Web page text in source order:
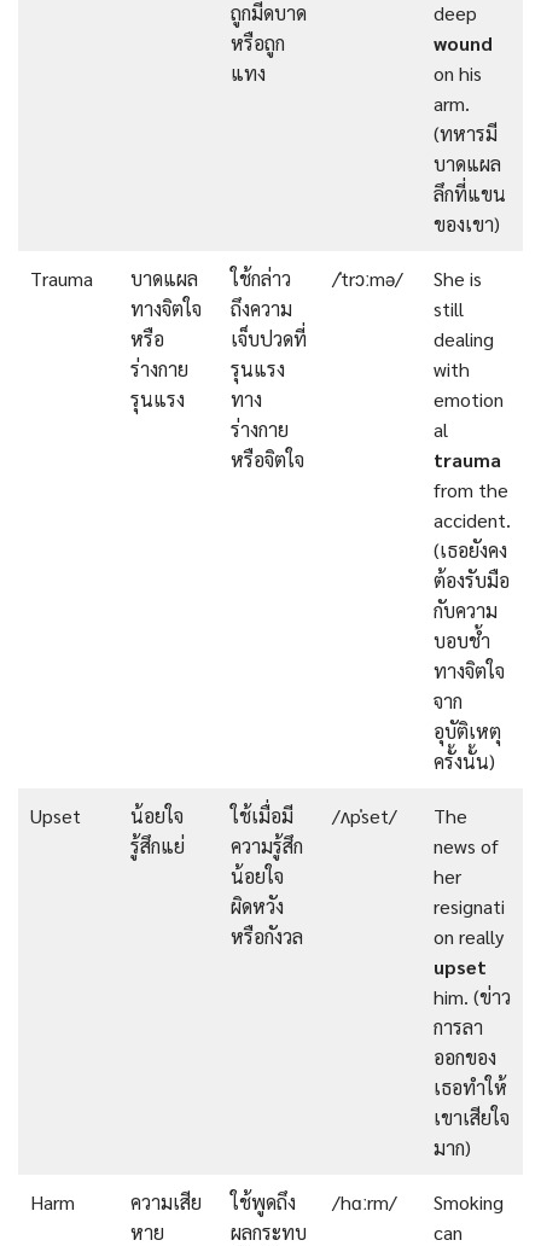
ถูกมีดบาด
หรือถูก
แทง
deep
wound
on his
arm.
(ทหารมี
บาดแผล
ลึกที่แขน
ของเขา)
Trauma
บาดแผล
ทางจิตใจ
หรือ
ร่างกาย
รุนแรง
ใช้กล่าว
ถึงความ
เจ็บปวดที่
รุนแรง
ทาง
ร่างกาย
หรือจิตใจ
/ˈtrɔːmə/
She is
still
dealing
with
emotion
al
trauma
from the
accident.
(เธอยังคง
ต้องรับมือ
กับความ
บอบช้ำ
ทางจิตใจ
จาก
อุบัติเหตุ
ครั้งนั้น)
Upset
น้อยใจ
รู้สึกแย่
ใช้เมื่อมี
ความรู้สึก
น้อยใจ
ผิดหวัง
หรือกังวล
/ʌpˈset/
The
news of
her
resignati
on really
upset
him. (ข่าว
การลา
ออกของ
เธอทำให้
เขาเสียใจ
มาก)
Harm
ความเสีย
หาย
ใช้พูดถึง
ผลกระทบ
/hɑːrm/
Smoking
can